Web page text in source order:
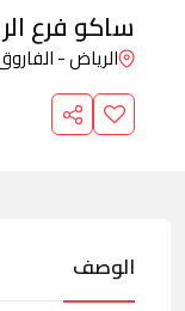
ساكو فرع
الرياض -
الوصف